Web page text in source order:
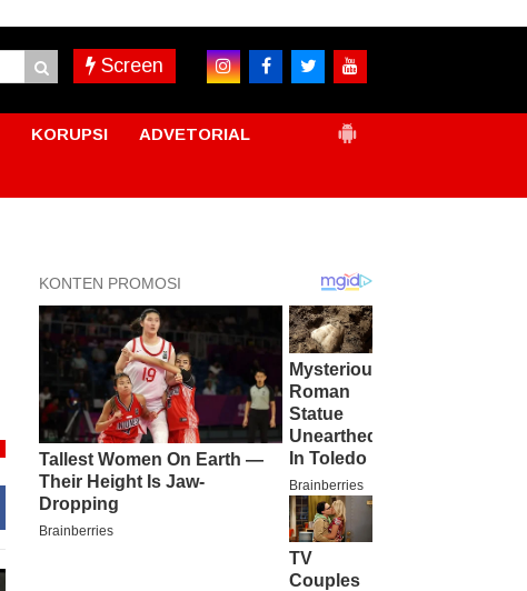
Screen
KORUPSI ADVETORIAL